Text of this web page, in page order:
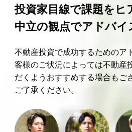
投資家目線で課題をヒ
中立の観点でアドバイ
不動産投資で成功するためのア
客様のご状況によっては不動産
だくようおすすめする場合もご
ご了承ください。